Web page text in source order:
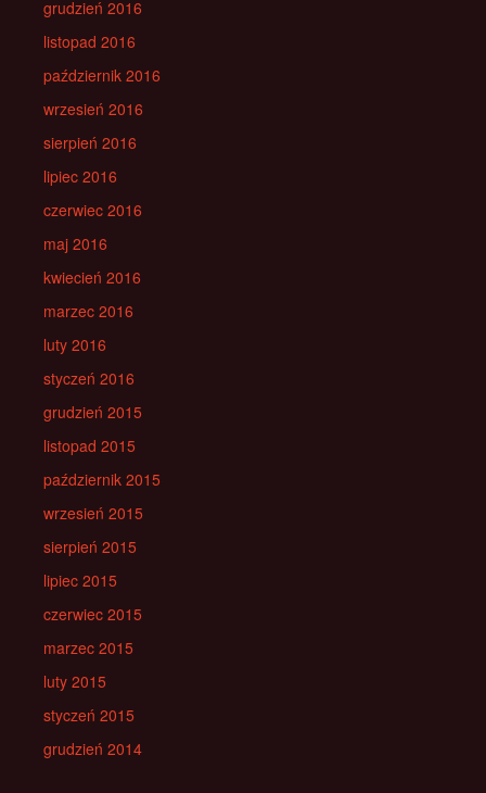
grudzień 2016
listopad 2016
październik 2016
wrzesień 2016
sierpień 2016
lipiec 2016
czerwiec 2016
maj 2016
kwiecień 2016
marzec 2016
luty 2016
styczeń 2016
grudzień 2015
listopad 2015
październik 2015
wrzesień 2015
sierpień 2015
lipiec 2015
czerwiec 2015
marzec 2015
luty 2015
styczeń 2015
grudzień 2014